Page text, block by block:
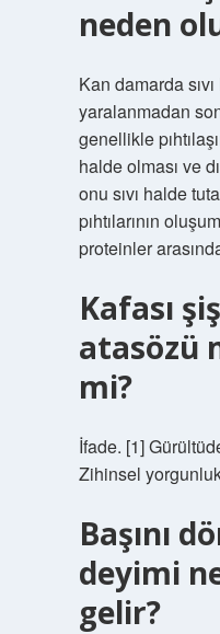
neden
Kan damarda
yaralanmadan
genellikle
halde olması ve
onu sıvı halde
pıhtılarının
proteinler
Kafası
atasözü
mi?
İfade. [1]
Zihinsel
Başını
deyimi
gelir?